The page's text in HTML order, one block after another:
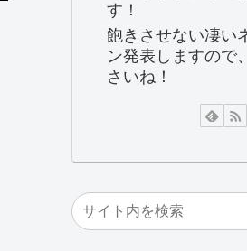
す！
飽きさせない凄い
ン発表しますので
さいね！